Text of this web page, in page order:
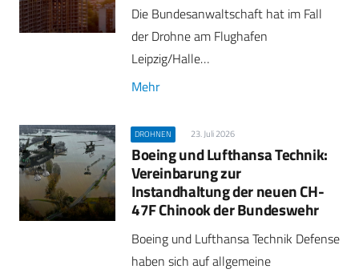
Die Bundesanwaltschaft hat im Fall
der Drohne am Flughafen
Leipzig/Halle…
Mehr
DROHNEN 23. Juli 2026
Boeing und Lufthansa Technik:
Vereinbarung zur
Instandhaltung der neuen CH-
47F Chinook der Bundeswehr
Boeing und Lufthansa Technik Defense
haben sich auf allgemeine